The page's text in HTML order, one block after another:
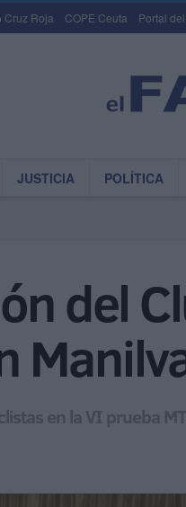
Cruz Roja COPE Ceuta Portal
JUSTICIA POLÍTICA
del
en la VI prueba